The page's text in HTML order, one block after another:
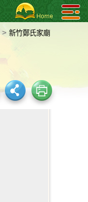
> 新竹鄭氏家廟